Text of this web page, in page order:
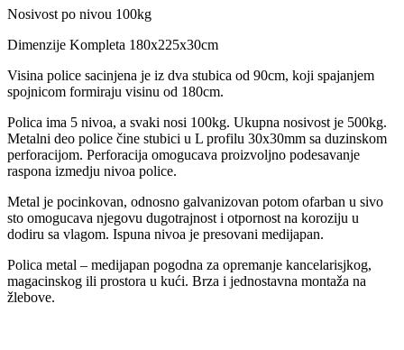
Nosivost po nivou 100kg
Dimenzije Kompleta 180x225x30cm
Visina police sacinjena je iz dva stubica od 90cm, koji spajanjem
spojnicom formiraju visinu od 180cm.
Polica ima 5 nivoa, a svaki nosi 100kg. Ukupna nosivost je 500kg.
Metalni deo police čine stubici u L profilu 30x30mm sa duzinskom
perforacijom. Perforacija omogucava proizvoljno podesavanje
raspona izmedju nivoa police.
Metal je pocinkovan, odnosno galvanizovan potom ofarban u sivo
sto omogucava njegovu dugotrajnost i otpornost na koroziju u
dodiru sa vlagom. Ispuna nivoa je presovani medijapan.
Polica metal – medijapan pogodna za opremanje kancelarisjkog,
magacinskog ili prostora u kući. Brza i jednostavna montaža na
žlebove.